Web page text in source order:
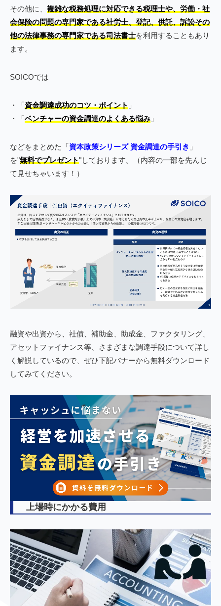
その他に、 複雑な税務処理に対応できる税理士や、労働・社
会保険の問題の専門家である社労士、登記、供託、訴訟その
他の法律事務の専門家である司法書士を利用することもあり
ます。
SOICOでは
・「資金調達成功のコツ・ポイント 」
・「ベンチャーの資金調達のよくある悩み 」
などをまとめた「資本政策シリーズ 資金調達の手引き 」
を"無料でプレゼント"しております。（内容の一部を先んじ
て見せちゃいます！）
融資や出資から、社債、補助金、助成金、ファクタリング、
アセットファイナンス等、さまざまな調達手段について詳し
く解説しているので、ぜひ下記バナーから無料ダウンロード
してみてください。
上場時にかかる費用